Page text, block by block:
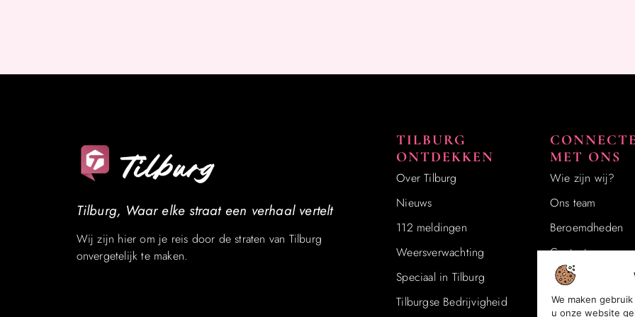
We maken
u onze website
TILBURG
ONTDEKKEN
Over Tilburg
Nieuws
112 meldingen
Weersverwachting
Speciaal in Tilburg
Tilburgse Bedrijvigheid
MET ONS
Wie zijn wij?
Ons team
Beroemdheden​
Contact
Registreer
Wij worden ook
Tilburg, Waar elke straat een verhaal vertelt
Wij zijn hier om je reis door de straten van Tilburg
onvergetelijk te maken.